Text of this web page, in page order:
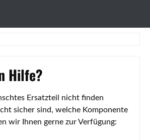
Hilfe?
Ersatzteil nicht finden
sicher sind, welche Komponente
wir Ihnen gerne zur Verfügung: